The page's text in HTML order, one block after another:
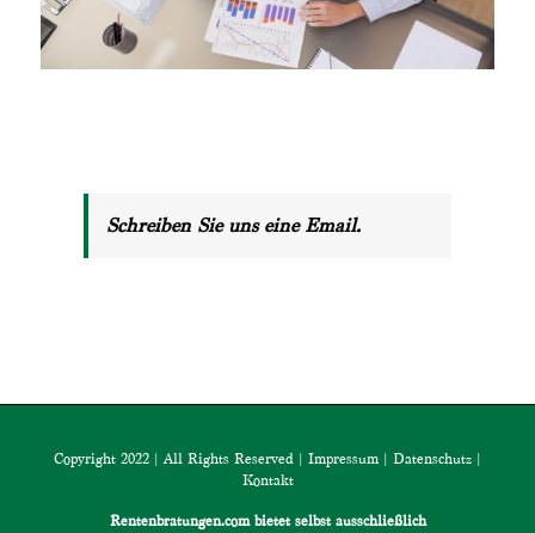
Schreiben Sie uns eine Email.
Copyright 2022 | All Rights Reserved | Impressum | Datenschutz |
Kontakt
Rentenbratungen.com bietet selbst ausschließlich